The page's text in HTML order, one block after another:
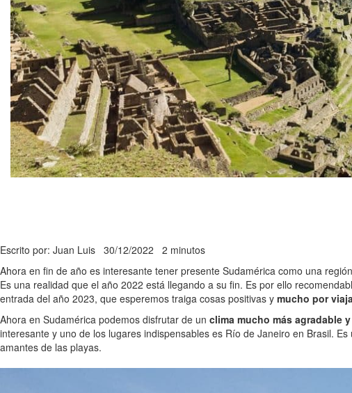
Escrito por: Juan Luis 30/12/2022 2 minutos
Ahora en fin de año es interesante tener presente Sudamérica como una
Es una realidad que el año 2022 está llegando a su fin. Es por ello
entrada del año 2023, que esperemos traiga cosas positivas y mucho por
Ahora en Sudamérica podemos disfrutar de un clima mucho más agradable
interesante y uno de los lugares indispensables es Río de Janeiro en Brasil. Es
amantes de las playas.